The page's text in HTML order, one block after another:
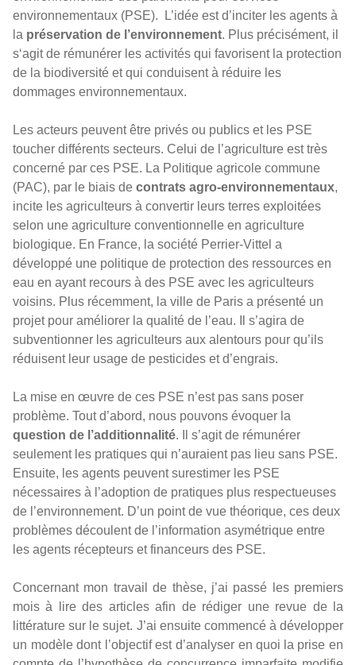
environnementaux (PSE). L’idée est d’inciter les agents à
la préservation de l’environnement. Plus précisément, il
s‘agit de rémunérer les activités qui favorisent la protection
de la biodiversité et qui conduisent à réduire les
dommages environnementaux.
Les acteurs peuvent être privés ou publics et les PSE
toucher différents secteurs. Celui de l’agriculture est très
concerné par ces PSE. La Politique agricole commune
(PAC), par le biais de contrats agro-environnementaux,
incite les agriculteurs à convertir leurs terres exploitées
selon une agriculture conventionnelle en agriculture
biologique. En France, la société Perrier-Vittel a
développé une politique de protection des ressources en
eau en ayant recours à des PSE avec les agriculteurs
voisins. Plus récemment, la ville de Paris a présenté un
projet pour améliorer la qualité de l’eau. Il s’agira de
subventionner les agriculteurs aux alentours pour qu’ils
réduisent leur usage de pesticides et d’engrais.
La mise en œuvre de ces PSE n’est pas sans poser
problème. Tout d’abord, nous pouvons évoquer la
question de l’additionnalité. Il s’agit de rémunérer
seulement les pratiques qui n’auraient pas lieu sans PSE.
Ensuite, les agents peuvent surestimer les PSE
nécessaires à l’adoption de pratiques plus respectueuses
de l’environnement. D’un point de vue théorique, ces deux
problèmes découlent de l’information asymétrique entre
les agents récepteurs et financeurs des PSE.
Concernant mon travail de thèse, j’ai passé les premiers
mois à lire des articles afin de rédiger une revue de la
littérature sur le sujet. J’ai ensuite commencé à développer
un modèle dont l’objectif est d’analyser en quoi la prise en